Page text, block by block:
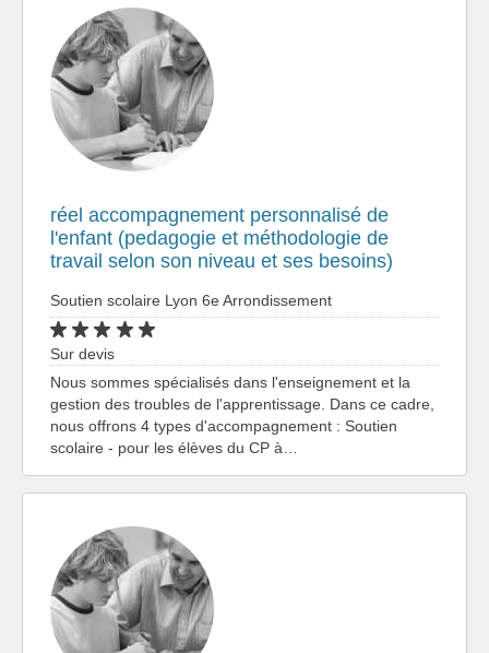
réel accompagnement personnalisé de
l'enfant (pedagogie et méthodologie de
travail selon son niveau et ses besoins)
Soutien scolaire Lyon 6e Arrondissement
Sur devis
Nous sommes spécialisés dans l'enseignement et la
gestion des troubles de l'apprentissage. Dans ce cadre,
nous offrons 4 types d'accompagnement : Soutien
scolaire - pour les élèves du CP à…